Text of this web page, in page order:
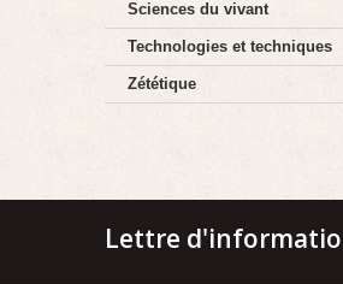
Sciences du vivant
Technologies et techniques
Zététique
Lettre